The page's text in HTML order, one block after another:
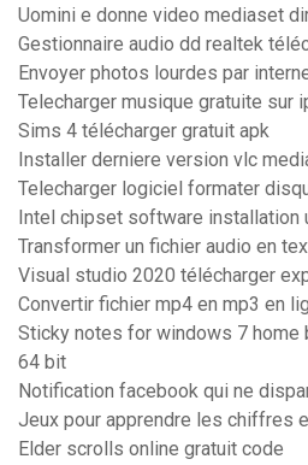
Uomini e donne video mediaset
Gestionnaire audio dd realtek
Envoyer photos lourdes par
Telecharger musique gratuite sur
Sims 4 télécharger gratuit apk
Installer derniere version vlc
Telecharger logiciel formater
Intel chipset software installation
Transformer un fichier audio en
Visual studio 2020 télécharger
Convertir fichier mp4 en mp3 en
Sticky notes for windows 7 home
64 bit
Notification facebook qui ne
Jeux pour apprendre les chiffres
Elder scrolls online gratuit code